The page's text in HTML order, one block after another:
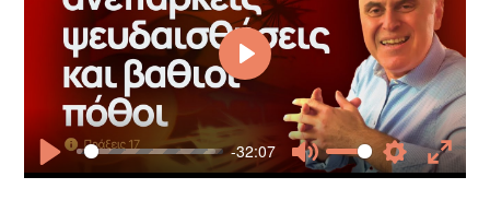
Play
-32:07
Mute
SettingsEnter
Play